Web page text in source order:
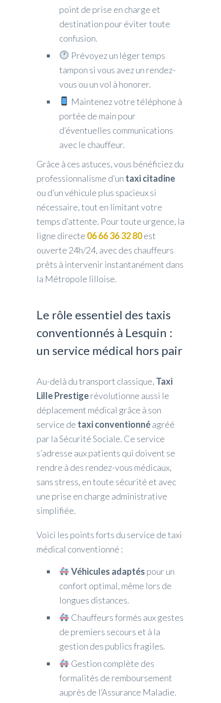
point de prise en charge et
destination pour éviter toute
confusion.
Prévoyez un léger temps
tampon si vous avez un rendez-
vous ou un vol à honorer.
Maintenez votre téléphone à
portée de main pour
d’éventuelles communications
avec le chauffeur.
Grâce à ces astuces, vous bénéficiez du
professionnalisme d’un taxi citadine
ou d’un véhicule plus spacieux si
nécessaire, tout en limitant votre
temps d’attente. Pour toute urgence, la
ligne directe 06 66 36 32 80est
ouverte 24h/24, avec des chauffeurs
prêts à intervenir instantanément dans
la Métropole lilloise.
Le rôle essentiel des taxis
conventionnés à Lesquin :
un service médical hors pair
Au-delà du transport classique, Taxi
Lille Prestigerévolutionne aussi le
déplacement médical grâce à son
service de taxi conventionnéagréé
par la Sécurité Sociale. Ce service
s’adresse aux patients qui doivent se
rendre à des rendez-vous médicaux,
sans stress, en toute sécurité et avec
une prise en charge administrative
simplifiée.
Voici les points forts du service de taxi
médical conventionné :
Véhicules adaptés pour un
confort optimal, même lors de
longues distances.
Chauffeurs formés aux gestes
de premiers secours et à la
gestion des publics fragiles.
Gestion complète des
formalités de remboursement
auprès de l’Assurance Maladie.